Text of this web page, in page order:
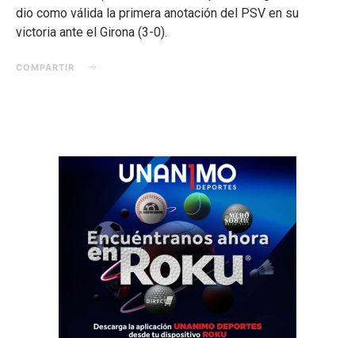
dio como válida la primera anotación del PSV en su
victoria ante el Girona (3-0).
COMPARTIR